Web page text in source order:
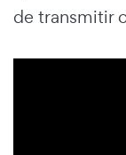
de transmitir